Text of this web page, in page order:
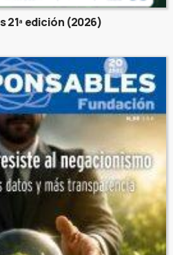
21ª edición (2026)